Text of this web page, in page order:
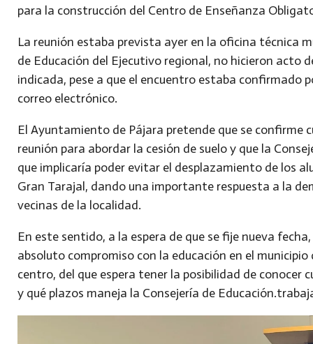
para la construcción del Centro de Enseñanza
La reunión estaba prevista ayer en la oficina técnica
de Educación del Ejecutivo regional, no hicieron acto
indicada, pese a que el encuentro estaba confirmado
correo electrónico.
El Ayuntamiento de Pájara pretende que se confirme
reunión para abordar la cesión de suelo y que la
que implicaría poder evitar el desplazamiento de los
Gran Tarajal, dando una importante respuesta a la
vecinas de la localidad.
En este sentido, a la espera de que se fije nueva
absoluto compromiso con la educación en el
centro, del que espera tener la posibilidad de conocer
y qué plazos maneja la Consejería de